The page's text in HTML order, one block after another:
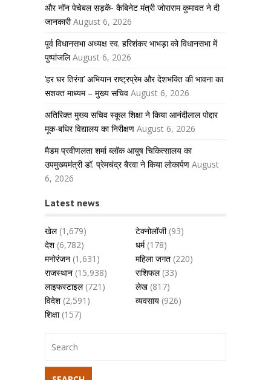
और नॉन पेचेबल सड़कें- कैबिनेट मंत्री जोराराम कुमावत ने दी
जानकारी August 6, 2026
पूर्व विधानसभा अध्यक्ष स्व. हरिशंकर भाभड़ा को विधानसभा में
पुष्पांजलि August 6, 2026
‘हर घर तिरंगा’ अभियान राष्ट्रप्रेम और देशभक्ति की भावना का
सशक्त माध्यम – मुख्य सचिव August 6, 2026
अतिरिक्त मुख्य सचिव स्कूल शिक्षा ने किया आनंदीलाल पोद्दार
मूक-बधिर विद्यालय का निरीक्षण August 6, 2026
मैडम प्रवीणलता शर्मा ब्लॉक आयुष चिकित्सालय का
उपमुख्यमंत्री डॉ. प्रेमचंद्र बैरवा ने किया लोकार्पण August
6, 2026
Latest news
खेल(1,679) टेक्नोलॉजी(93)
देश(6,782) धर्म(178)
मनोरंजन (1,631) महिला जगत (220)
राजस्थान (15,938) राशिफल(33)
लाइफस्टाइल(721) लेख (817)
विदेश(2,591) व्यवसाय (926)
शिक्षा(157)